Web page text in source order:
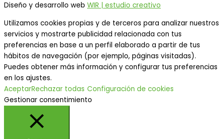
Diseño y desarrollo web WIR | estudio creativo
Utilizamos cookies propias y de terceros para analizar nuestros
servicios y mostrarte publicidad relacionada con tus
preferencias en base a un perfil elaborado a partir de tus
hábitos de navegación (por ejemplo, páginas visitadas).
Puedes obtener más información y configurar tus preferencias
en los ajustes.
AceptarRechazar todas Configuración de cookies
Gestionar consentimiento